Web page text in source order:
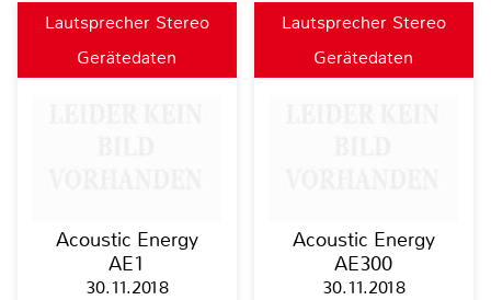
Lautsprecher Stereo
Gerätedaten
Acoustic Energy
AE1
30.11.2018
Lautsprecher Stereo
Gerätedaten
Acoustic Energy
AE300
30.11.2018